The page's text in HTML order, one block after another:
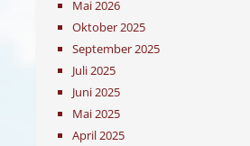
Mai 2026
Oktober 2025
September 2025
Juli 2025
Juni 2025
Mai 2025
April 2025